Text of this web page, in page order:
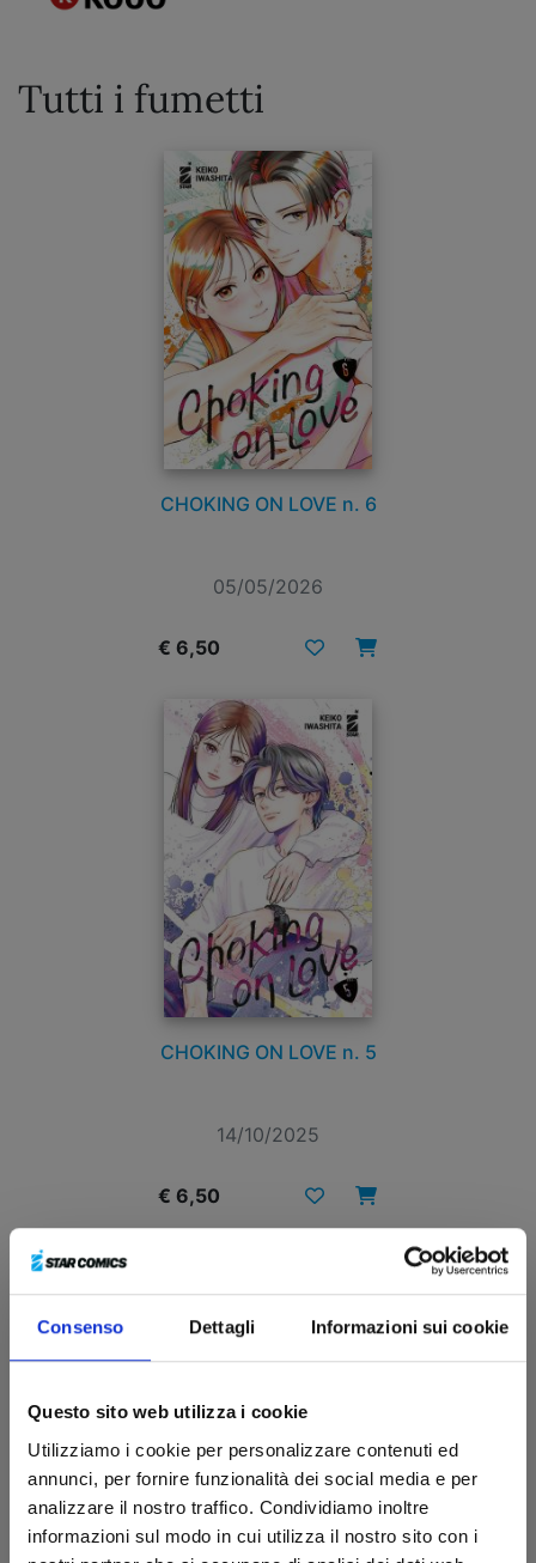
Consenso Dettagli Informazioni sui cookie
Questo sito web utilizza i cookie
Utilizziamo i cookie per personalizzare contenuti ed
annunci, per fornire funzionalità dei social media e per
analizzare il nostro traffico. Condividiamo inoltre
informazioni sul modo in cui utilizza il nostro sito con i
Tutti i fumetti
CHOKING ON LOVE n. 6
05/05/2026
€ 6,50
CHOKING ON LOVE n. 5
14/10/2025
€ 6,50